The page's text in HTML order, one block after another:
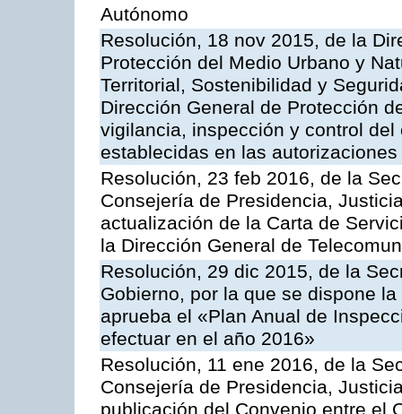
Autónomo
Resolución, 18 nov 2015, de la
Protección del Medio Urbano y
Territorial, Sostenibilidad y
Dirección General de Protección
vigilancia, inspección y control
establecidas en las
Resolución, 23 feb 2016, de la
Consejería de Presidencia,
actualización de la Carta de
la Dirección General de
Resolución, 29 dic 2015, de la
Gobierno, por la que se dispone
aprueba el «Plan Anual de
efectuar en el año 2016»
Resolución, 11 ene 2016, de la
Consejería de Presidencia,